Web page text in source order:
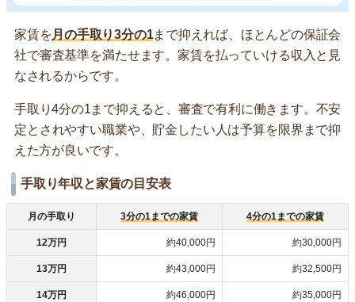
家賃を月の手取り3分の1まで抑えれば、ほとんどの保証会
社で審査基準を満たせます。家賃を払っていける収入と見
なされるからです。
手取り4分の1まで抑えると、審査で有利に働きます。不安
定とされやすい職業や、貯金したい人は予算を限界まで抑
えた方が良いです。
手取り年収と家賃の目安表
月の手取り 3分の1までの家賃 4分の1までの家賃
12万円 約40,000円 約30,000円
13万円 約43,000円 約32,500円
14万円 約46,000円 約35,000円